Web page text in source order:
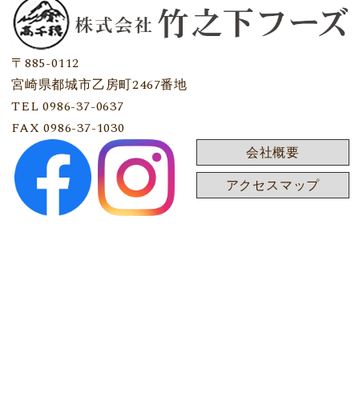
〒885-0112
宮崎県都城市乙房町2467番地
TEL 0986-37-0637
FAX 0986-37-1030
会社概要
アクセスマップ